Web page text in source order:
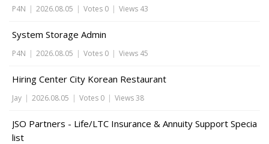
P4N | 2026.08.05 | Votes 0 | Views 43
System Storage Admin
P4N | 2026.08.05 | Votes 0 | Views 45
Hiring Center City Korean Restaurant
Jay | 2026.08.05 | Votes 0 | Views 38
JSO Partners - Life/LTC Insurance & Annuity Support Specia
list